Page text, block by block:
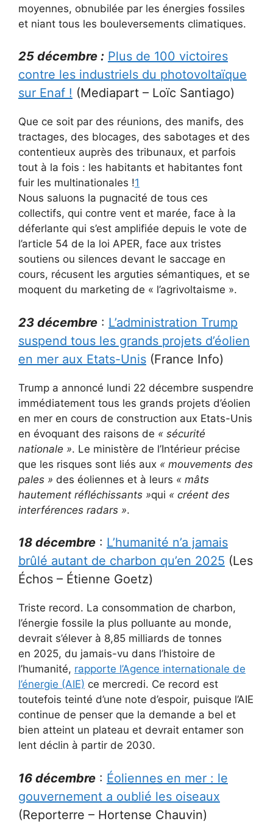
moyennes, obnubilée par les énergies fossiles
et niant tous les bouleversements climatiques.
25 décembre : Plus de 100 victoires
contre les industriels du photovoltaïque
sur Enaf ! (Mediapart – Loïc Santiago)
Que ce soit par des réunions, des manifs, des
tractages, des blocages, des sabotages et des
contentieux auprès des tribunaux, et parfois
tout à la fois : les habitants et habitantes font
fuir les multinationales !1
Nous saluons la pugnacité de tous ces
collectifs, qui contre vent et marée, face à la
déferlante qui s’est amplifiée depuis le vote de
l’article 54 de la loi APER, face aux tristes
soutiens ou silences devant le saccage en
cours, récusent les arguties sémantiques, et se
moquent du marketing de « l’agrivoltaisme ».
23 décembre : L’administration Trump
suspend tous les grands projets d’éolien
en mer aux Etats-Unis (France Info)
Trump a annoncé lundi 22 décembre suspendre
immédiatement tous les grands projets d’éolien
en mer en cours de construction aux Etats-Unis
en évoquant des raisons de « sécurité
nationale ». Le ministère de l’Intérieur précise
que les risques sont liés aux « mouvements des
pales » des éoliennes et à leurs « mâts
hautement réfléchissants »qui « créent des
interférences radars ».
18 décembre : L’humanité n’a jamais
brûlé autant de charbon qu’en 2025 (Les
Échos – Étienne Goetz)
Triste record. La consommation de charbon,
l’énergie fossile la plus polluante au monde,
devrait s’élever à 8,85 milliards de tonnes
en 2025, du jamais-vu dans l’histoire de
l’humanité, rapporte l’Agence internationale de
l’énergie (AIE) ce mercredi. Ce record est
toutefois teinté d’une note d’espoir, puisque l’AIE
continue de penser que la demande a bel et
bien atteint un plateau et devrait entamer son
lent déclin à partir de 2030.
16 décembre : Éoliennes en mer : le
gouvernement a oublié les oiseaux
(Reporterre – Hortense Chauvin)